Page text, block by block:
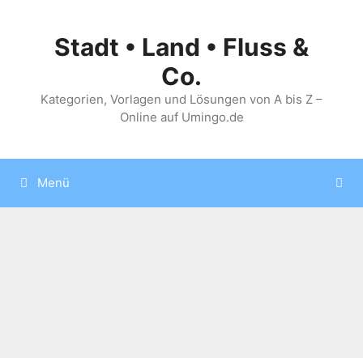
springenStadt • Land • Fluss &
Co.
Kategorien, Vorlagen und Lösungen von A bis Z –
Online auf Umingo.de
Menü